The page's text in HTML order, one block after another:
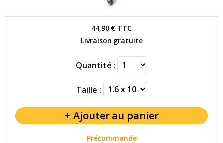
44,90 € TTC
Livraison gratuite
Quantité :
Taille :
Précommande